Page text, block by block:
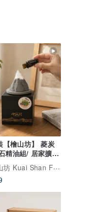
【檜山坊】 菱炭
精油組/ 居家擴香
Shan Fang︱台灣檜木香氛領導品牌，療癒森林